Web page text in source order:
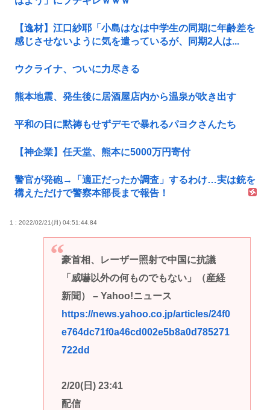
【逸材】江口紗耶「小島はなは中学生の同期に年齢差を
感じさせないように気を遣っているが、同期2人は...
ウクライナ、ついに力尽きる
熊本地震、発生後に居酒屋店内から温泉が吹き出す
平和の日に黙祷もせずデモで暴れるパヨクさんたち
【神企業】任天堂、熊本に5000万円寄付
警官が発砲→「適正だったか調査」するわけ…実は銃を
構えただけで警察本部長まで報告！
1 : 2022/02/21(月) 04:51:44.84
豪首相、レーザー照射で中国に抗議
「威嚇以外の何ものでもない」（産経
新聞） – Yahoo!ニュース
https://news.yahoo.co.jp/articles/24f0
e764dc71f0a46cd002e5b8a0d785271
722dd
2/20(日) 23:41
配信